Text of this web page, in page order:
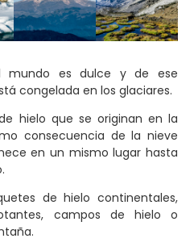
mundo es dulce y de ese
congelada en los glaciares.
hielo que se originan en la
consecuencia de la nieve
en un mismo lugar hasta
de hielo continentales,
campos de hielo o